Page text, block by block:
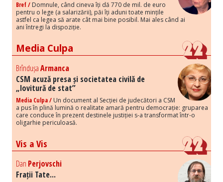
Bref / Domnule, când cineva îți dă 770 de mil. de euro
pentru o lege (a salarizării), păi îți aduni toate mințile
astfel ca legea să arate cât mai bine posibil. Mai ales când ai
ani întregi la dispoziție.
Media Culpa
BrîndușaArmanca
CSM acuză presa și societatea civilă de
„lovitură de stat”
Media Culpa / Un document al Secției de judecători a CSM
a pus în plină lumină o realitate amară pentru democrație: gruparea
care conduce în prezent destinele justiției s-a transformat într-o
oligarhie periculoasă.
Vis a Vis
Dan Perjovschi
Frații Tate...